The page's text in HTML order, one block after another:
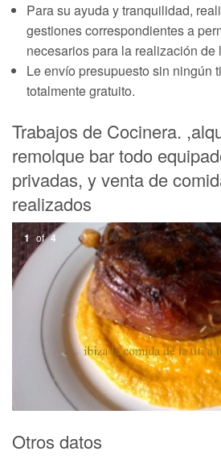
Para su ayuda y tranquilidad,
gestiones correspondientes a
necesarios para la realización de
Le envío presupuesto sin ningún
totalmente gratuito.
Trabajos de Cocinera.
remolque bar todo
privadas, y venta de
realizados
1 of 4
Otros datos